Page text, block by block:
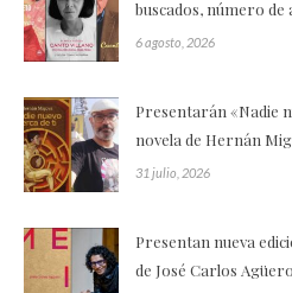
buscados, número
6 agosto, 2026
Presentarán «Nadie
novela de Hernán
31 julio, 2026
Presentan nueva
de José Carlos Agüero